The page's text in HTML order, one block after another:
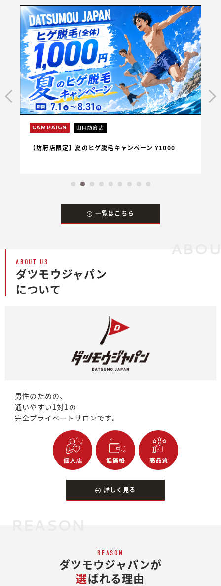
CAMPAIGN 山口防府店
【防府店限定】夏のヒゲ脱毛キャンペーン ¥1000
一覧はこちら
ABOUT US
ダツモウジャパン
について
男性のための、
通いやすい1対1の
完全プライベートサロンです。
詳しく見る
REASON
ダツモウジャパンが
選ばれる理由